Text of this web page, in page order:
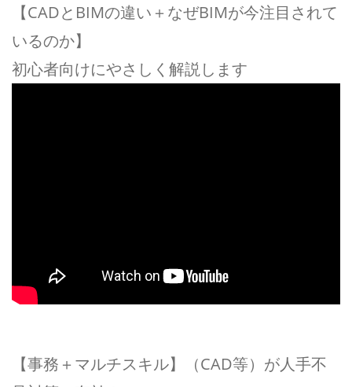
【CADとBIMの違い＋なぜBIMが今注目されて
いるのか】
初心者向けにやさしく解説します
【事務＋マルチスキル】（CAD等）が人手不